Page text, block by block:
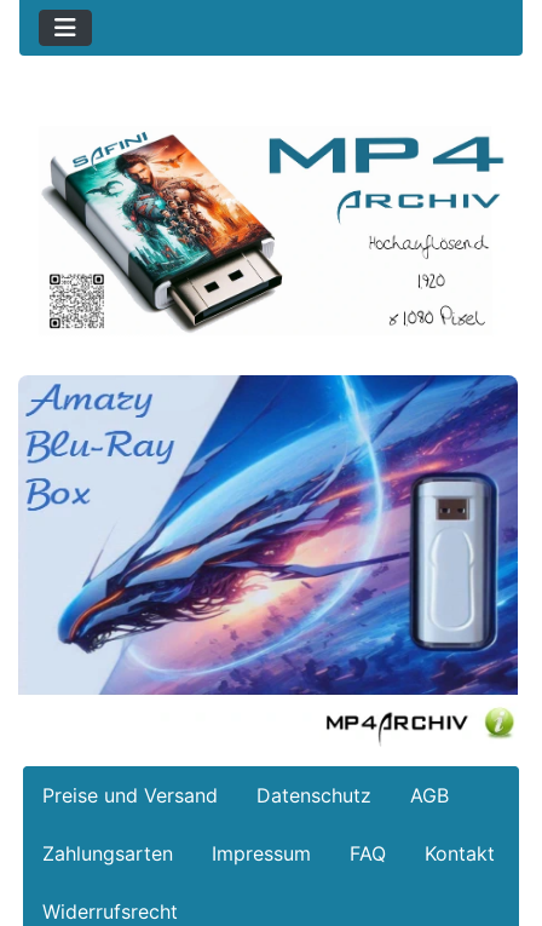
Preise und Versand Datenschutz AGB
Zahlungsarten Impressum FAQ Kontakt
Widerrufsrecht